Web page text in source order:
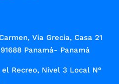
Via Grecia, Casa 21
Panamá- Panamá
el Recreo, Nivel 3 Local N°